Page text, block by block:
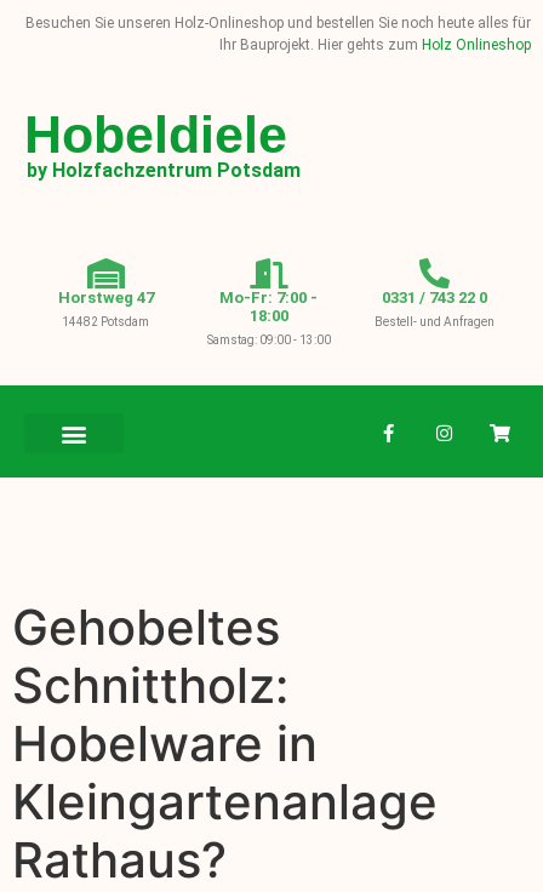
Besuchen Sie unseren Holz-Onlineshop und bestellen Sie noch heute alles für
Ihr Bauprojekt. Hier gehts zum Holz Onlineshop
Hobeldiele
by Holzfachzentrum Potsdam
Horstweg 47
14482 Potsdam
Mo-Fr: 7:00 -
18:00
Samstag: 09:00 - 13:00
0331 / 743 22 0
Bestell- und Anfragen
Gehobeltes
Schnittholz:
Hobelware in
Kleingartenanlage
Rathaus?